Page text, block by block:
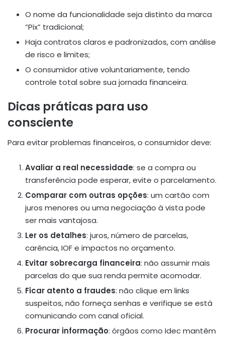
O nome da funcionalidade seja distinto da marca
“Pix” tradicional;
Haja contratos claros e padronizados, com análise
de risco e limites;
O consumidor ative voluntariamente, tendo
controle total sobre sua jornada financeira.
Dicas práticas para uso
consciente
Para evitar problemas financeiros, o consumidor deve:
Avaliar a real necessidade: se a compra ou
transferência pode esperar, evite o parcelamento.
Comparar com outras opções: um cartão com
juros menores ou uma negociação à vista pode
ser mais vantajosa.
Ler os detalhes: juros, número de parcelas,
carência, IOF e impactos no orçamento.
Evitar sobrecarga financeira: não assumir mais
parcelas do que sua renda permite acomodar.
Ficar atento a fraudes: não clique em links
suspeitos, não forneça senhas e verifique se está
comunicando com canal oficial.
Procurar informação: órgãos como Idec mantêm